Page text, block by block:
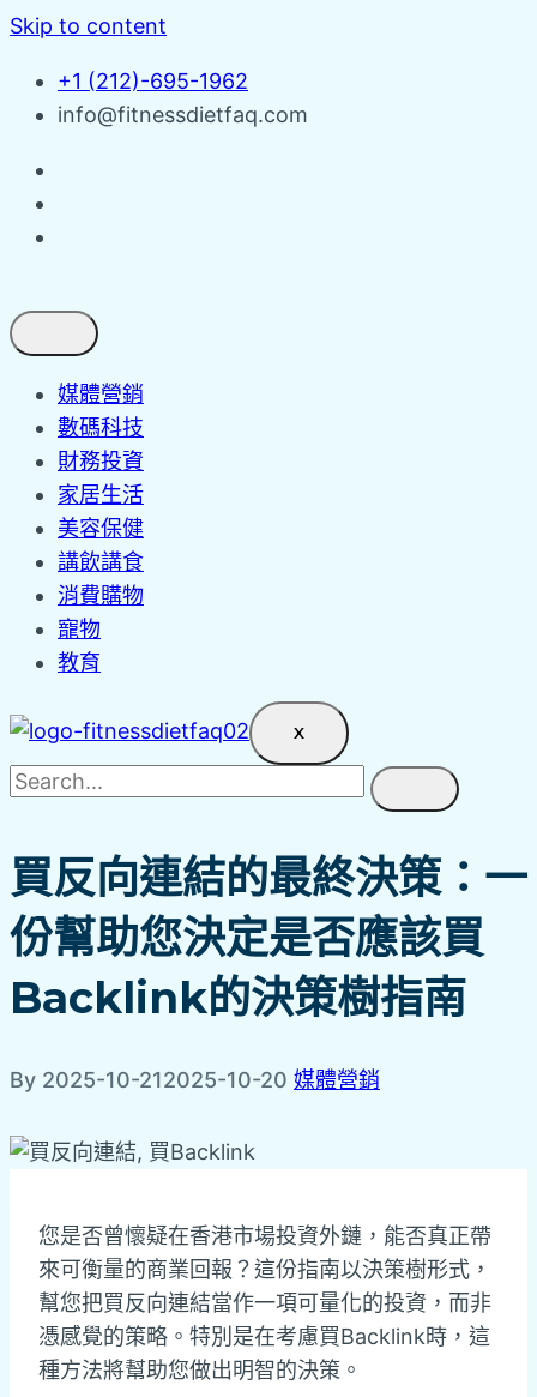
Skip to content
+1 (212)-695-1962
info@fitnessdietfaq.com
媒體營銷
數碼科技
財務投資
家居生活
美容保健
講飲講食
消費購物
寵物
教育
X
買反向連結的最終決策：一
份幫助您決定是否應該買
Backlink的決策樹指南
By 2025-10-212025-10-20 媒體營銷
您是否曾懷疑在香港市場投資外鏈，能否真正帶
來可衡量的商業回報？這份指南以決策樹形式，
幫您把買反向連結當作一項可量化的投資，而非
憑感覺的策略。特別是在考慮買Backlink時，這
種方法將幫助您做出明智的決策。